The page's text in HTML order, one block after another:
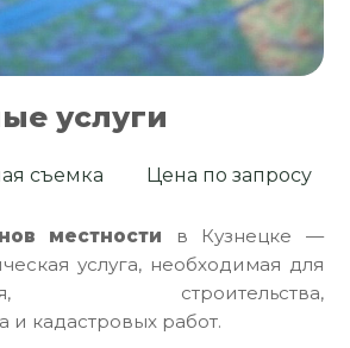
местности в Кузнецке —
услуга, необходимая для
строительства,
и кадастровых работ.
услуги
съемка Цена по запросу